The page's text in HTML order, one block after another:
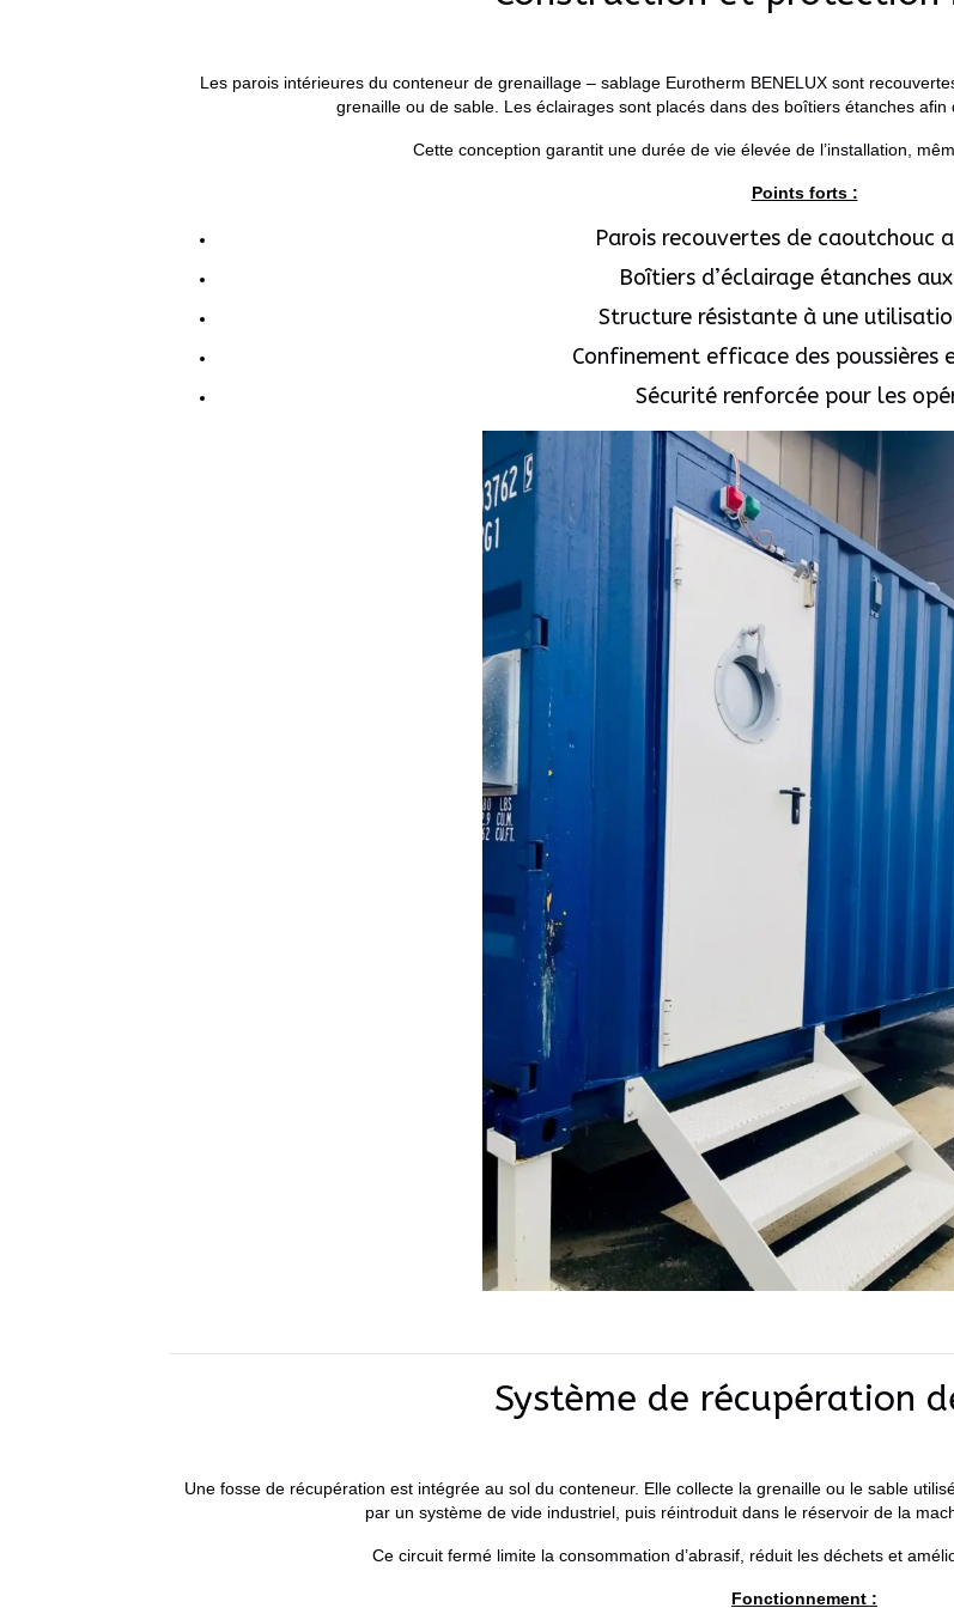
Les parois intérieures du conteneur de grenaillage – sablage Eurotherm BENELUX sont
grenaille ou de sable. Les éclairages sont placés dans des boîtiers étanches afin
Cette conception garantit une durée de vie élevée de l’installation,
Points forts :
Parois recouvertes de caoutchouc
Boîtiers d’éclairage étanches
Structure résistante à une
Confinement efficace des poussières
Sécurité renforcée pour les
Système de récupération
Une fosse de récupération est intégrée au sol du conteneur. Elle collecte la grenaille ou le sable
par un système de vide industriel, puis réintroduit dans le réservoir de la
Ce circuit fermé limite la consommation d’abrasif, réduit les déchets et
Fonctionnement :